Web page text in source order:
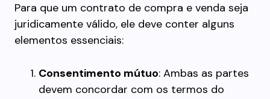
Para que um contrato de compra e venda seja
juridicamente válido, ele deve conter alguns
elementos essenciais:
Consentimento mútuo: Ambas as partes
devem concordar com os termos do